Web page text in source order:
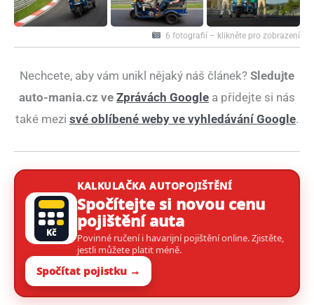
6 fotografií – klikněte pro zobrazení
Nechcete, aby vám unikl nějaký náš článek? Sledujte
auto-mania.cz ve Zprávách Google a přidejte si nás
také mezi své oblíbené weby ve vyhledávání Google.
Kč
KALKULAČKA AUTOPOJIŠTĚNÍ
Spočítejte si novou cenu
pojištění auta
Povinné ručení i havarijní pojištění online. Zjistěte,
jestli můžete platit méně.
Spočítat pojistku →